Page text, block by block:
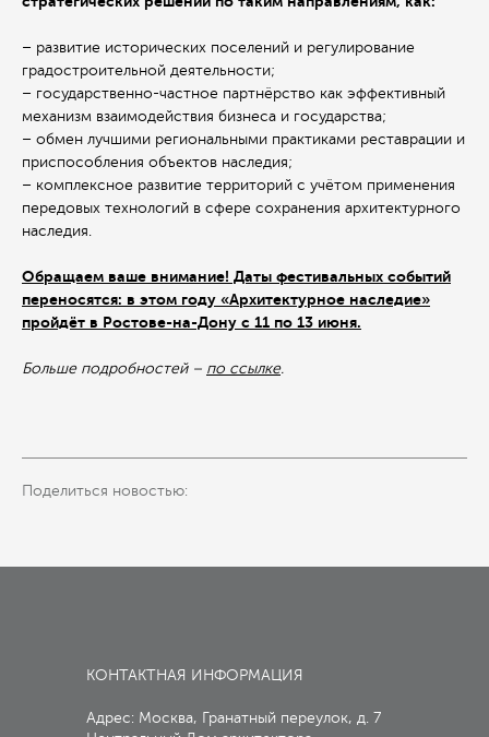
– развитие исторических поселений и регулирование
градостроительной деятельности;
– государственно-частное партнёрство как эффективный
механизм взаимодействия бизнеса и государства;
– обмен лучшими региональными практиками реставрации и
приспособления объектов наследия;
– комплексное развитие территорий с учётом применения
передовых технологий в сфере сохранения архитектурного
наследия.
Обращаем ваше внимание! Даты фестивальных событий
переносятся: в этом году «Архитектурное наследие»
пройдёт в Ростове-на-Дону с 11 по 13 июня.
Больше подробностей – по ссылке.
Поделиться новостью:
КОНТАКТНАЯ ИНФОРМАЦИЯ
Адрес: Москва, Гранатный переулок, д. 7